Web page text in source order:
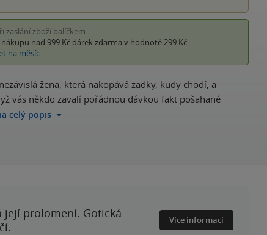
zaslání zboží balíčkem
nákupu nad 999 Kč dárek zdarma v hodnotě 299 Kč
na měsíc
žena, která nakopává zadky, kudy chodí, a
vás někdo zavalí pořádnou dávkou fakt pošahané
celý popis
její prolomení. Gotická
Více informací